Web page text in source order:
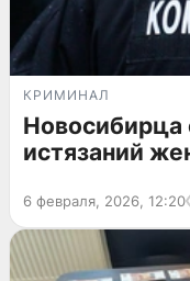
КРИМИНАЛ
Новосибирца
истязаний
6 февраля, 2026, 12:20